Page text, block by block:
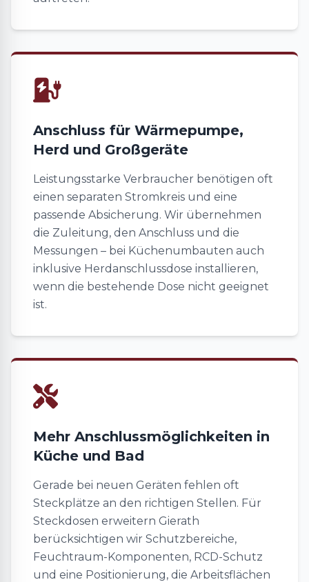
Anschluss für Wärmepumpe,
Herd und Großgeräte
Leistungsstarke Verbraucher benötigen oft
einen separaten Stromkreis und eine
passende Absicherung. Wir übernehmen
die Zuleitung, den Anschluss und die
Messungen – bei Küchenumbauten auch
inklusive Herdanschlussdose installieren,
wenn die bestehende Dose nicht geeignet
ist.
Mehr Anschlussmöglichkeiten in
Küche und Bad
Gerade bei neuen Geräten fehlen oft
Steckplätze an den richtigen Stellen. Für
Steckdosen erweitern Gierath
berücksichtigen wir Schutzbereiche,
Feuchtraum-Komponenten, RCD-Schutz
und eine Positionierung, die Arbeitsflächen